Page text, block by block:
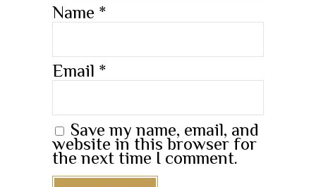
Name*
Email*
Save my name, email, and
website in this browser for
the next time I comment.